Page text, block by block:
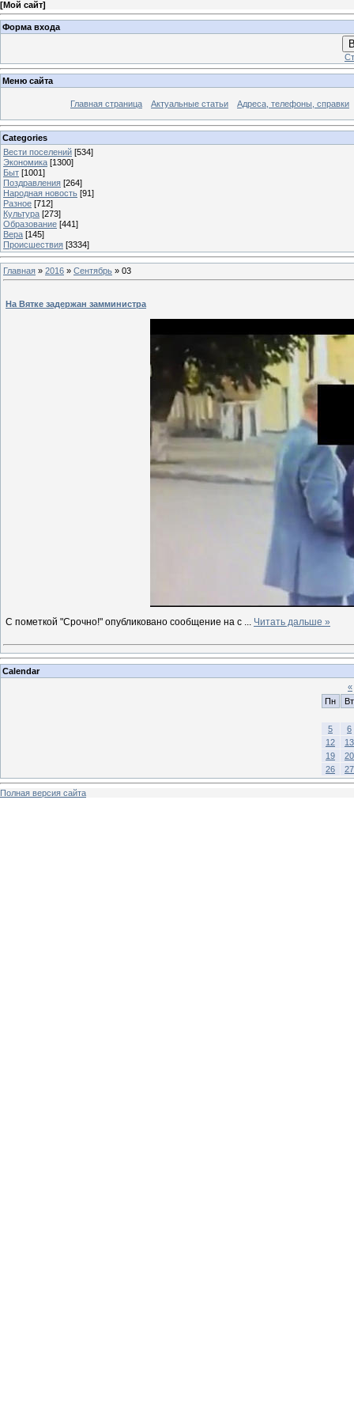
[Мой сайт]
Форма входа
Меню сайта
Главная страница Актуальные статьи Адреса, телефоны, справки
Categories
Вести поселений [534]
Экономика [1300]
Быт [1001]
Поздравления [264]
Народная новость [91]
Разное [712]
Культура [273]
Образование [441]
Вера [145]
Происшествия [3334]
Главная » 2016 » Сентябрь » 03
На Вятке задержан замминистра
С пометкой "Срочно!" опубликовано сообщение на с ... Читать дальше »
Calendar
«
Пн
Вт
5
6
12
13
19
20
26
27
Полная версия сайта